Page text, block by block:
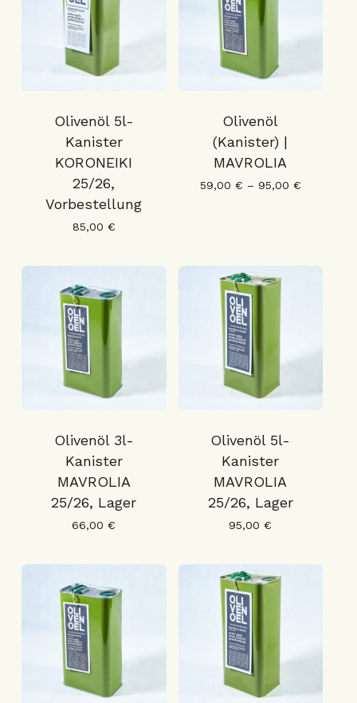
Es befinden sich keine Produkte
im Warenkorb.
Olivenöl 5l-
Kanister
KORONEIKI
25/26,
Vorbestellung
85,00 €
Olivenöl
(Kanister) |
MAVROLIA
59,00 € – 95,00 €
Olivenöl 3l-
Kanister
MAVROLIA
25/26, Lager
66,00€
Olivenöl 5l-
Kanister
MAVROLIA
25/26, Lager
95,00€